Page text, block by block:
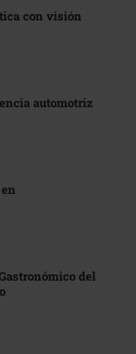
con visión
automotriz
del